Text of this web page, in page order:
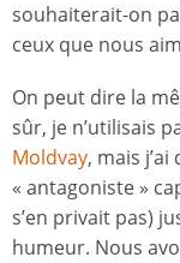
souhaiterait-on
ceux que nous
On peut dire la
sûr, je n’utilisais
Moldvay, mais
« antagoniste »
s’en privait pas)
humeur. Nous